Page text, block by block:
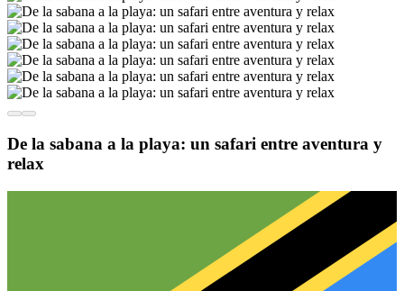
De la sabana a la playa: un safari entre aventura y
relax